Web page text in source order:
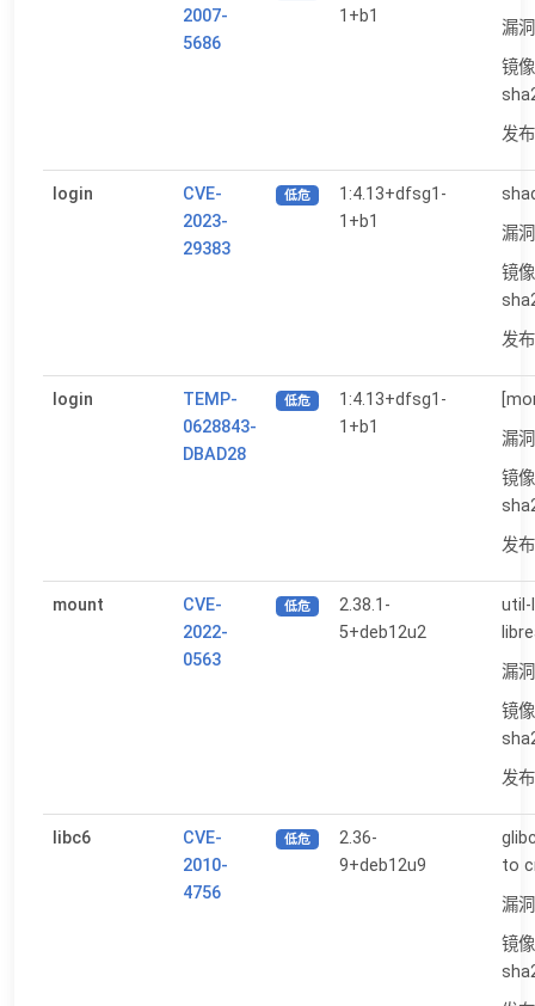
2007-
5686
1+b1
漏
镜
发
login
CVE-
2023-
29383
低危
1:4.13+dfsg1-
1+b1
漏
镜
发
login
TEMP-
0628843-
DBAD28
低危
1:4.13+dfsg1-
1+b1
漏
镜
发
mount
CVE-
2022-
0563
低危
2.38.1-
5+deb12u2
util-
漏
镜
发
libc6
CVE-
2010-
4756
低危
2.36-
9+deb12u9
to
漏
镜